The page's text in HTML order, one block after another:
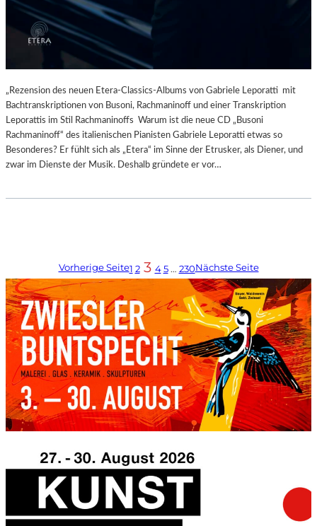
„Rezension des neuen Etera-Classics-Albums von Gabriele Leporatti mit
Bachtranskriptionen von Busoni, Rachmaninoff und einer Transkription
Leporattis im Stil Rachmaninoffs Warum ist die neue CD „Busoni
Rachmaninoff“ des italienischen Pianisten Gabriele Leporatti etwas so
Besonderes? Er fühlt sich als „Etera“ im Sinne der Etrusker, als Diener, und
zwar im Dienste der Musik. Deshalb gründete er vor…
Vorherige Seite1 2 3 4 5 … 230Nächste Seite